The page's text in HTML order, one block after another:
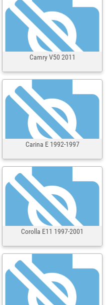
Camry V50 2011
Carina E 1992-1997
Corolla E11 1997-2001